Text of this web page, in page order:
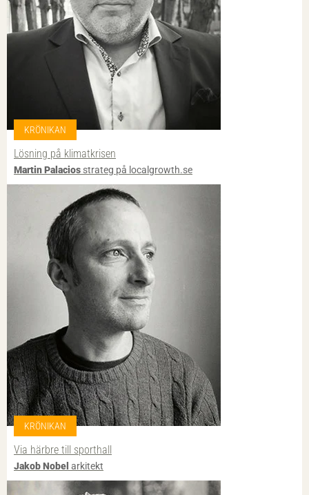
KRÖNIKAN
Lösning på klimatkrisen
Martin Palacios strateg på localgrowth.se
KRÖNIKAN
Via härbre till sporthall
Jakob Nobel arkitekt